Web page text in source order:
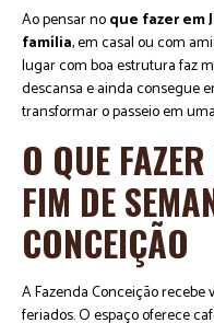
Ao pensar noque fazer em
família, em casal ou com
lugar com boa estrutura faz
descansa e ainda consegue
transformar o passeio em
O QUE
FIM DE
CONCEIÇÃO
A Fazenda Conceição recebe
feriados. O espaço oferece